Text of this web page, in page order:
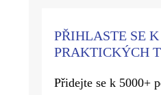
PŘIHLASTE SE
PRAKTICKÝCH
Přidejte se k 5000+